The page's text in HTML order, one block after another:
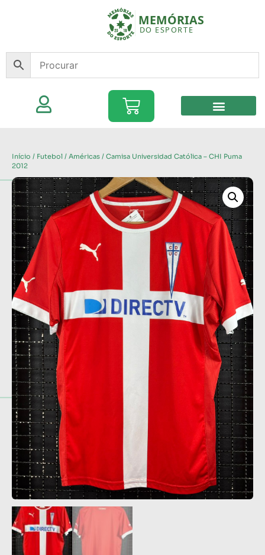
Início / Futebol / Américas / Camisa Universidad Católica – CHI Puma
2012